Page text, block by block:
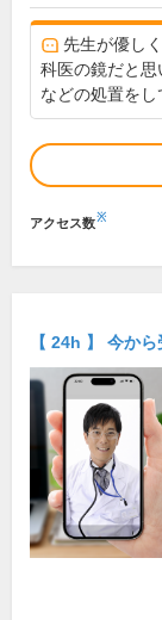
先生が優し
科医の鏡だと
などの処置をし
アクセス数※
【 24h 】 今か